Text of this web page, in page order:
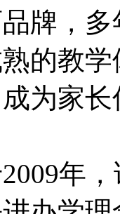
牌，
的教
为家
年